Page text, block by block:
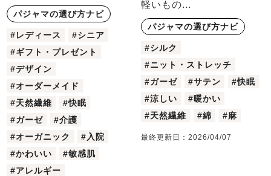
パジャマの選び方ナビ
#レディース
#シニア
#ギフト・プレゼント
#デザイン
#オーダーメイド
#天然繊維
#快眠
#ガーゼ
#介護
#オーガニック
#入院
#かわいい
#敏感肌
#アレルギー
軽いもの...
パジャマの選び方ナビ
#シルク
#ニット・ストレッチ
#ガーゼ
#サテン
#快眠
#涼しい
#暖かい
#天然繊維
#綿 #麻
最終更新日： 2026/04/07